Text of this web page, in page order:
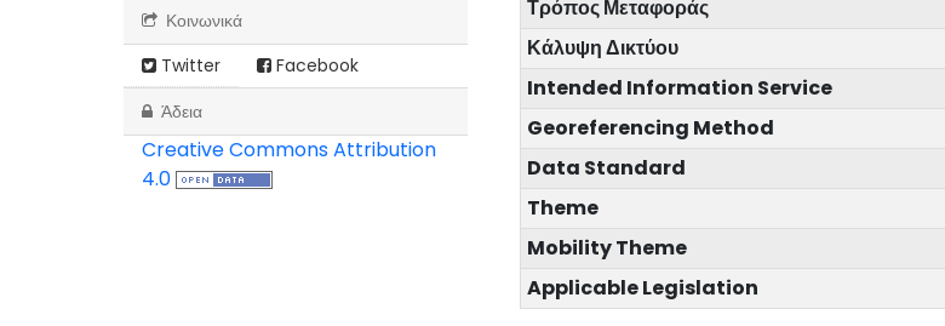
Κοινωνικά
Twitter
Facebook
Άδεια
Creative Commons Attribution
4.0
Τρόπος Μεταφοράς
Κάλυψη Δικτύου
Intended Information Service
Georeferencing Method
Data Standard
Theme
Mobility Theme
Applicable Legislation